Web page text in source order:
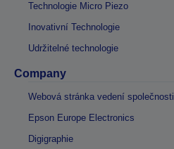
Technologie Micro Piezo
Inovativní Technologie
Udržitelné technologie
Company
Webová stránka vedení společnosti
Epson Europe Electronics
Digigraphie